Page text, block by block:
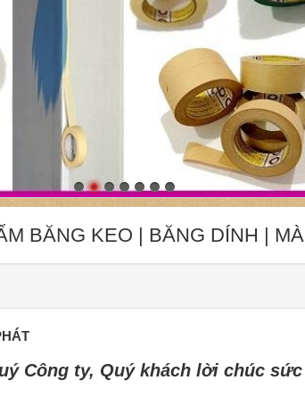
BĂNG KEO | BĂNG DÍNH |
Công ty, Quý khách lời chúc